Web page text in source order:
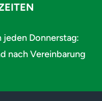
jeden Donnerstag:
nach Vereinbarung